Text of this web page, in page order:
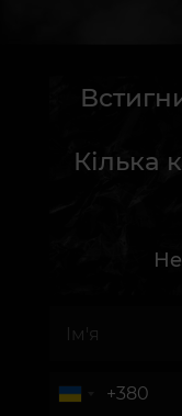
Кілька